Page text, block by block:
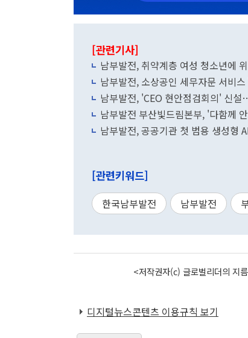
[관련기사]
남부발전, 취약계층 여성 청소년에
남부발전, 소상공인 세무자문 서비
남부발전, 'CEO 현안점검회의' 신
남부발전 부산빛드림본부, '다함께
남부발전, 공공기관 첫 범용 생성형
[관련키워드]
한국남부발전 남부발전
<저작권자(c) 글로벌리더의 지
디지털뉴스콘텐츠 이용규칙 보기